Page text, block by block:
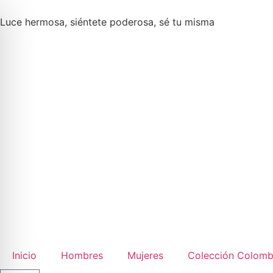
Luce hermosa, siéntete poderosa, sé tu misma
Inicio Hombres Mujeres Colección